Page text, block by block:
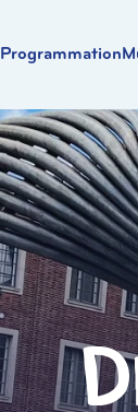
Programmation